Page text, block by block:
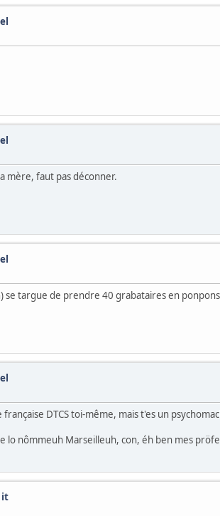
mère, faut pas déconner.
se targue de prendre 40 grabataires en
DTCS toi-même, mais t'es un
lo nômmeuh Marseilleuh, con, éh ben mes
it